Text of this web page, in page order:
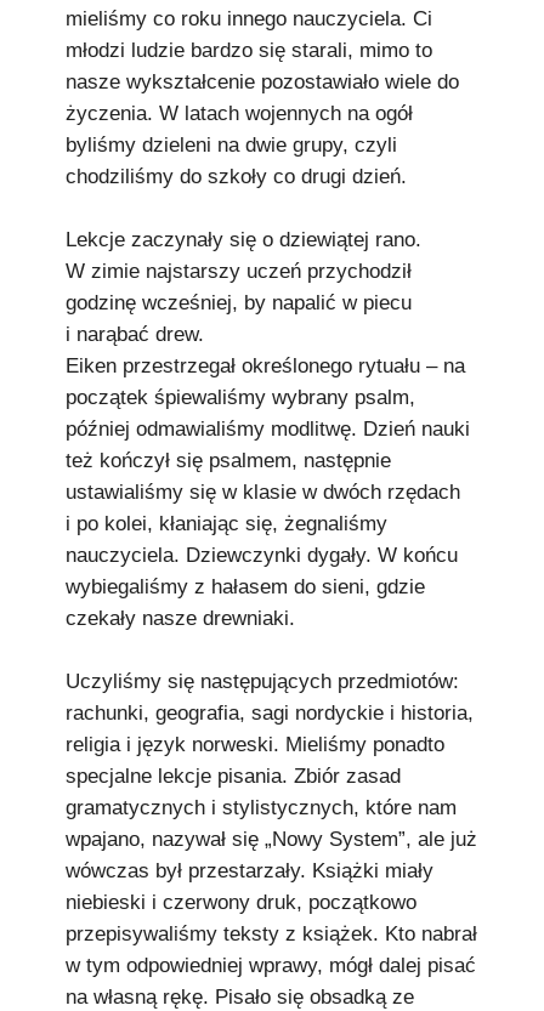
mieliśmy co roku innego nauczyciela. Ci
młodzi ludzie bardzo się starali, mimo to
nasze wykształcenie pozostawiało wiele do
życzenia. W latach wojennych na ogół
byliśmy dzieleni na dwie grupy, czyli
chodziliśmy do szkoły co drugi dzień.
Lekcje zaczynały się o dziewiątej rano.
W zimie najstarszy uczeń przychodził
godzinę wcześniej, by napalić w piecu
i narąbać drew.
Eiken przestrzegał określonego rytuału – na
początek śpiewaliśmy wybrany psalm,
później odmawialiśmy modlitwę. Dzień nauki
też kończył się psalmem, następnie
ustawialiśmy się w klasie w dwóch rzędach
i po kolei, kłaniając się, żegnaliśmy
nauczyciela. Dziewczynki dygały. W końcu
wybiegaliśmy z hałasem do sieni, gdzie
czekały nasze drewniaki.
Uczyliśmy się następujących przedmiotów:
rachunki, geografia, sagi nordyckie i historia,
religia i język norweski. Mieliśmy ponadto
specjalne lekcje pisania. Zbiór zasad
gramatycznych i stylistycznych, które nam
wpajano, nazywał się „Nowy System”, ale już
wówczas był przestarzały. Książki miały
niebieski i czerwony druk, początkowo
przepisywaliśmy teksty z książek. Kto nabrał
w tym odpowiedniej wprawy, mógł dalej pisać
na własną rękę. Pisało się obsadką ze